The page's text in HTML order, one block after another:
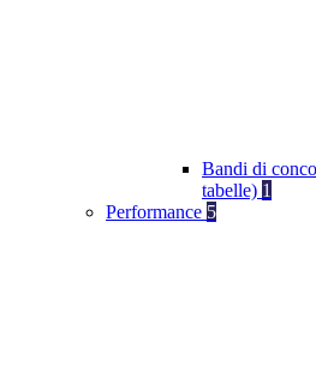
Bandi di
tabelle) 1
Performance 5